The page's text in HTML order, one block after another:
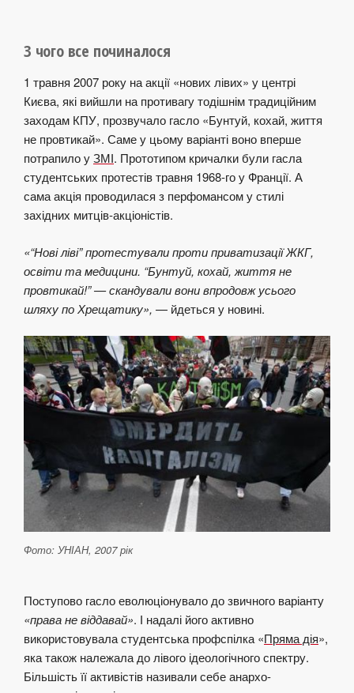
З чого все починалося
1 травня 2007 року на акції «нових лівих» у центрі
Києва, які вийшли на противагу тодішнім традиційним
заходам КПУ, прозвучало гасло «Бунтуй, кохай, життя
не провтикай». Саме у цьому варіанті воно вперше
потрапило уЗМІ. Прототипом кричалки були гасла
студентських протестів травня 1968-го у Франції. А
сама акція проводилася з перфомансом у стилі
західних митців-акціоністів.
«“Нові ліві” протестували проти приватизації ЖКГ,
освіти та медицини. “Бунтуй, кохай, життя не
провтикай!” — скандували вони впродовж усього
шляху по Хрещатику», — йдеться у новині.
Фото: УНІАН, 2007 рік
Поступово гасло еволюціонувало до звичного варіанту
«права не віддавай». І надалі його активно
використовувала студентська профспілка «Пряма дія»,
яка також належала до лівого ідеологічного спектру.
Більшість її активістів називали себе анархо-